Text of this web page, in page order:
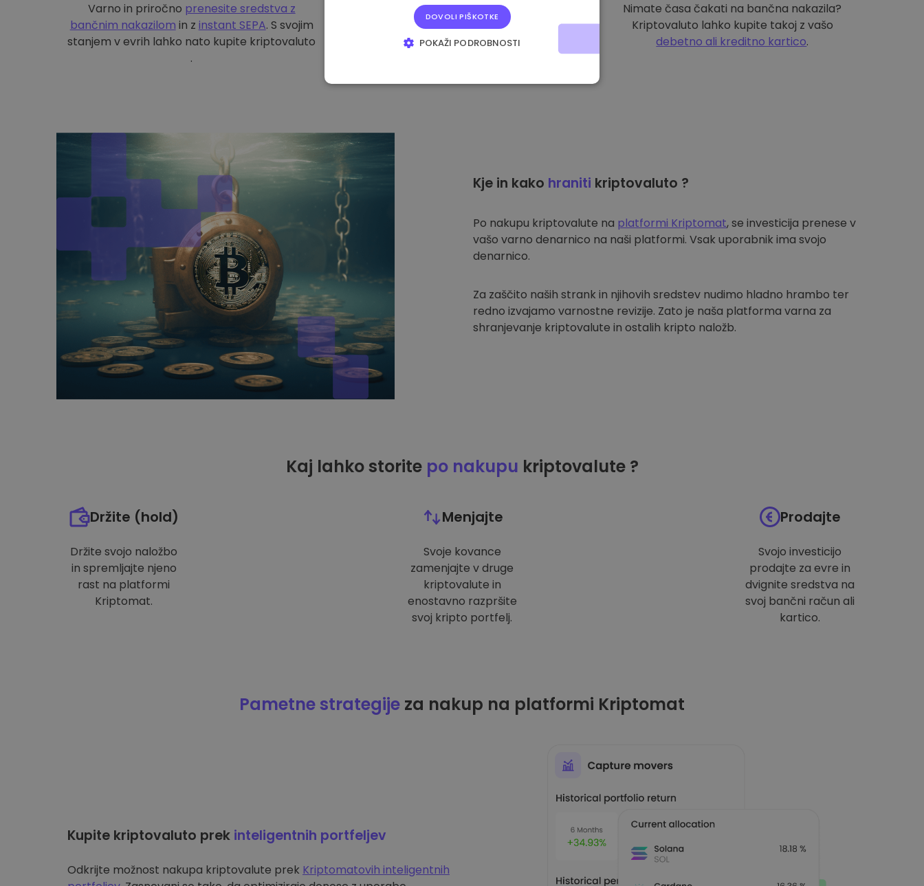
Varno in priročno prenesite sredstva z
bančnim nakazilom in z instant SEPA. S svojim
stanjem v evrih lahko nato kupite kriptovaluto
.
Nimate časa čakati na bančna nakazila?
Kriptovaluto lahko kupite takoj z vašo
debetno ali kreditno kartico.
Kje in kako hraniti kriptovaluto ?
Po nakupu kriptovalute na platformi Kriptomat, se investicija prenese v
vašo varno denarnico na naši platformi. Vsak uporabnik ima svojo
denarnico.
Za zaščito naših strank in njihovih sredstev nudimo hladno hrambo ter
redno izvajamo varnostne revizije. Zato je naša platforma varna za
shranjevanje kriptovalute in ostalih kripto naložb.
Kaj lahko storite po nakupu kriptovalute ?
Držite (hold)
Držite svojo naložbo
in spremljajte njeno
rast na platformi
Kriptomat.
Menjajte
Svoje kovance
zamenjajte v druge
kriptovalute in
enostavno razpršite
svoj kripto portfelj.
Prodajte
Svojo investicijo
prodajte za evre in
dvignite sredstva na
svoj bančni račun ali
kartico.
Pametne strategije za nakup na platformi Kriptomat
Kupite kriptovaluto prek inteligentnih portfeljev
Odkrijte možnost nakupa kriptovalute prek Kriptomatovih inteligentnih
DOVOLI PIŠKOTKE
POKAŽI PODROBNOSTI